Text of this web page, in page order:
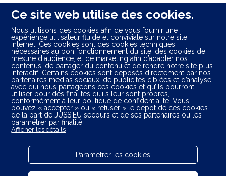
Ce site web utilise des cookies.
Nous utilisons des cookies afin de vous fournir une
expérience utilisateur fluide et conviviale sur notre site
internet. Ces cookies sont des cookies techniques
nécessaires au bon fonctionnement du site, des cookies de
mesure d'audience, et de marketing afin d’adapter nos
contenus, de partager du contenu et de rendre notre site plus
interactif. Certains cookies sont déposés directement par nos
partenaires médias sociaux, de publicités ciblées et d’analyse
avec qui nous partageons ces cookies et qu’ils pourront
utiliser pour des finalités qu’ils leur sont propres,
conformément à leur politique de confidentialité. Vous
pouvez « accepter » ou « refuser » le dépôt de ces cookies
de la part de JUSSIEU secours et de ses partenaires ou les
paramétrer par finalité.
Afficher les détails
Paramétrer les cookies
Départements limitrophes :
Eure (27)
Loir-et-Cher (41)
Loiret (45)
Orne (61)
Sarthe (72)
Yvelines (78)
Essonne (91)